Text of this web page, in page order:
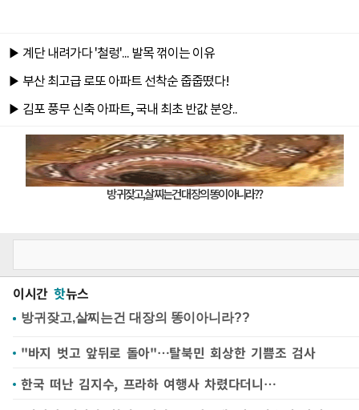
이시간 핫뉴스
"바지 벗고 앞뒤로 돌아"…탈북민 회상한 기쁨조 검사
한국 떠난 김지수, 프라하 여행사 차렸다더니…